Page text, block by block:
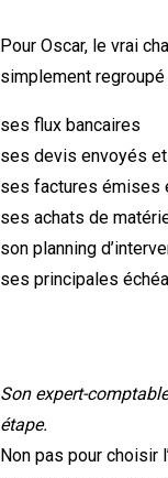
Pour Oscar, le vrai
simplement
ses flux bancaires
ses devis envoyés
ses factures émises
ses achats de
son planning
ses principales
Son expert-
étape.
Non pas pour choisir